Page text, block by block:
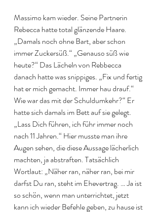
Massimo kam wieder. Seine Partnerin
Rebecca hatte total glänzende Haare.
„Damals noch ohne Bart, aber schon
immer Zuckersüß.“ „Genauso süß wie
heute?“ Das Lächeln von Rebbecca
danach hatte was snippiges. „Fix und fertig
hat er mich gemacht. Immer hau drauf.“
Wie war das mit der Schuldumkehr?“ Er
hatte sich damals im Bett auf sie gelegt.
„Lass Dich führen, ich führ immer noch
nach 11 Jahren.“ Hier musste man ihre
Augen sehen, die diese Aussage lächerlich
machten, ja abstraften. Tatsächlich
Wortlaut: „Näher ran, näher ran, bei mir
darfst Du ran, steht im Ehevertrag. … Ja ist
so schön, wenn man unterrichtet, jetzt
kann ich wieder Befehle geben, zu hause ist